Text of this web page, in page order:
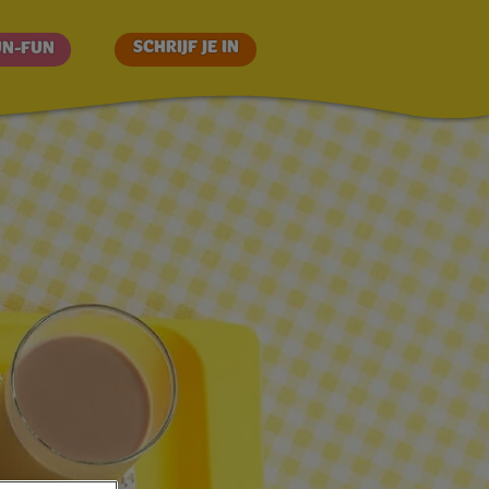
FUN SCHRIJF JE IN